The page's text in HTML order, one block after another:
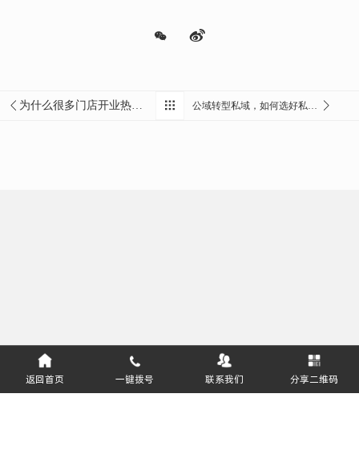
返回首页 一键拨号 联系我们 分享二维码